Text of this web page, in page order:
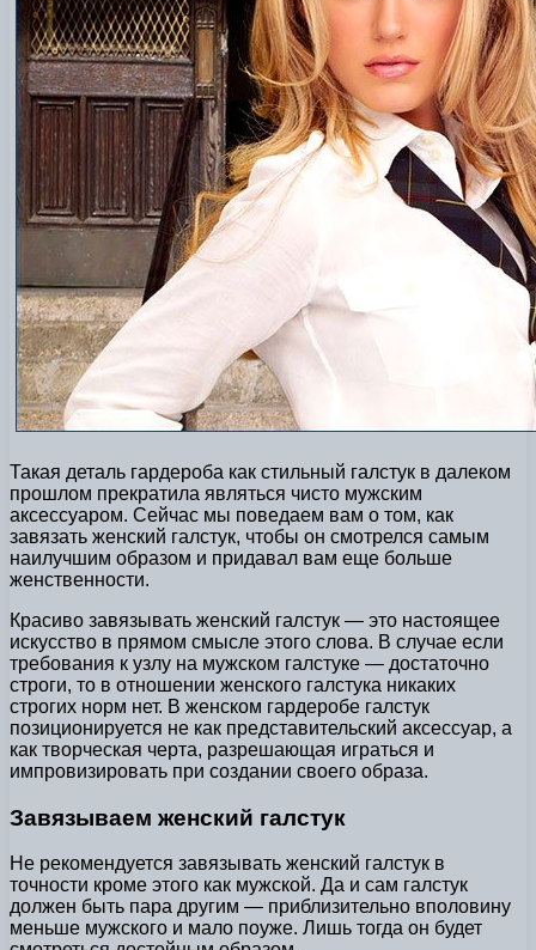
Такая деталь гардероба как стильный галстук в далеком
прошлом прекратила являться чисто мужским
аксессуаром. Сейчас мы поведаем вам о том, как
завязать женский галстук, чтобы он смотрелся самым
наилучшим образом и придавал вам еще больше
женственности.
Красиво завязывать женский галстук — это настоящее
искусство в прямом смысле этого слова. В случае если
требования к узлу на мужском галстуке — достаточно
строги, то в отношении женского галстука никаких
строгих норм нет. В женском гардеробе галстук
позиционируется не как представительский аксессуар, а
как творческая черта, разрешающая играться и
импровизировать при создании своего образа.
Завязываем женский галстук
Не рекомендуется завязывать женский галстук в
точности кроме этого как мужской. Да и сам галстук
должен быть пара другим — приблизительно вполовину
меньше мужского и мало поуже. Лишь тогда он будет